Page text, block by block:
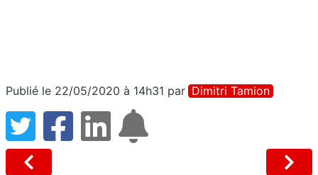
Publié le 22/05/2020 à 14h31 par Dimitri Tamion